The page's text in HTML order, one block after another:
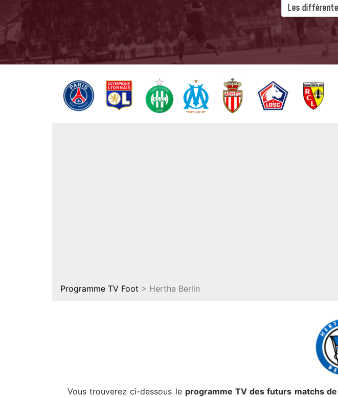
Programme TV Foot > Hertha Berlin
Vous trouverez ci-dessous le programme TV des futurs matchs